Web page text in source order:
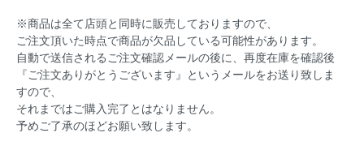
※商品は全て店頭と同時に販売しておりますので、
ご注文頂いた時点で商品が欠品している可能性があります。
自動で送信されるご注文確認メールの後に、再度在庫を確認後
『ご注文ありがとうございます』というメールをお送り致しま
すので、
それまではご購入完了とはなりません。
予めご了承のほどお願い致します。